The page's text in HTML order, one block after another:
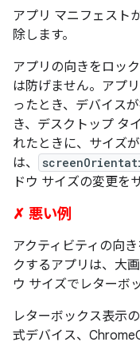
アプリ マニフェスト
除します。
アプリの向きをロッ
は防げません。アプ
ったとき、デバイス
き、デスクトップ タ
れたときに、サイズ
は、
ドウ サイズの変更を
✗ 悪い例
アクティビティの向
クするアプリは、大
ウ サイズでレターボ
レターボックス表示
式デバイス、